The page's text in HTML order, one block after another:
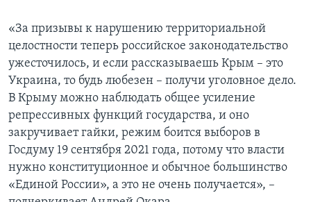
«За призывы к нарушению территориальной
целостности теперь российское законодательство
ужесточилось, и если рассказываешь Крым – это
Украина, то будь любезен – получи уголовное дело.
В Крыму можно наблюдать общее усиление
репрессивных функций государства, и оно
закручивает гайки, режим боится выборов в
Госдуму 19 сентября 2021 года, потому что власти
нужно конституционное и обычное большинство
«Единой России», а это не очень получается», –